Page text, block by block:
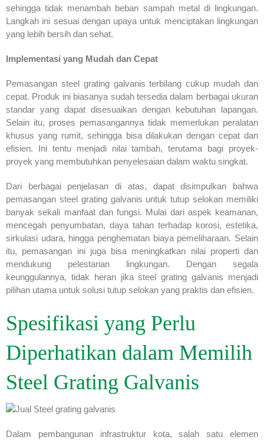
sehingga tidak menambah beban sampah metal di lingkungan.
Langkah ini sesuai dengan upaya untuk menciptakan lingkungan
yang lebih bersih dan sehat.
Implementasi yang Mudah dan Cepat
Pemasangan steel grating galvanis terbilang cukup mudah dan
cepat. Produk ini biasanya sudah tersedia dalam berbagai ukuran
standar yang dapat disesuaikan dengan kebutuhan lapangan.
Selain itu, proses pemasangannya tidak memerlukan peralatan
khusus yang rumit, sehingga bisa dilakukan dengan cepat dan
efisien. Ini tentu menjadi nilai tambah, terutama bagi proyek-
proyek yang membutuhkan penyelesaian dalam waktu singkat.
Dari berbagai penjelasan di atas, dapat disimpulkan bahwa
pemasangan steel grating galvanis untuk tutup selokan memiliki
banyak sekali manfaat dan fungsi. Mulai dari aspek keamanan,
mencegah penyumbatan, daya tahan terhadap korosi, estetika,
sirkulasi udara, hingga penghematan biaya pemeliharaan. Selain
itu, pemasangan ini juga bisa meningkatkan nilai properti dan
mendukung pelestarian lingkungan. Dengan segala
keunggulannya, tidak heran jika steel grating galvanis menjadi
pilihan utama untuk solusi tutup selokan yang praktis dan efisien.
Spesifikasi yang Perlu
Diperhatikan dalam Memilih
Steel Grating Galvanis
Dalam pembangunan infrastruktur kota, salah satu elemen